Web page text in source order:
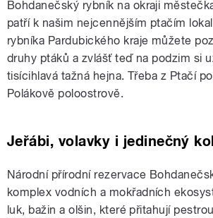
Bohdanečský rybník na okraji
patří k našim nejcennějším ptačím
rybníka Pardubického kraje můžete
druhy ptáků a zvlášť teď na podzim si
tisícihlavá tažná hejna. Třeba z Ptačí
Polákově poloostrově.
Jeřábi, volavky i jedinečný
Národní přírodní rezervace
komplex vodních a mokřadních
luk, bažin a olšin, které přitahují